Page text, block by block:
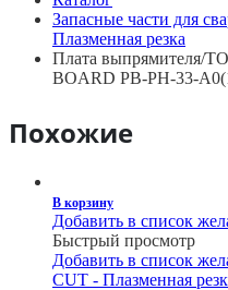
Запасные части для
Плазменная резка
Плата выпрямителя/
BOARD PB-PH-33-
Похожие
В корзину
Добавить в список
Быстрый просмотр
Добавить в список
CUT - Плазменная